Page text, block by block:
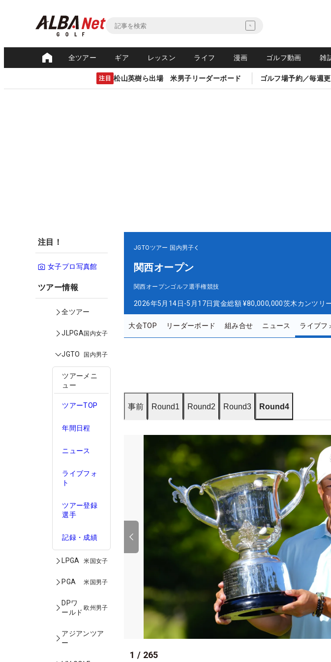
全ツアー ギア レッスン ライフ 漫画 ゴルフ動画 雑
注目 松山英樹ら出場 米男子リーダーボード ゴルフ場予約／毎週
注目！
女子プロ写真館
ツアー情報
全ツアー
JLPGA国内女子
JGTO 国内男子
ツアーメニ
ュー
ツアーTOP
年間日程
ニュース
ライブフォ
ト
ツアー登録
選手
記録・成績
LPGA 米国女子
PGA 米国男子
DPワ
ールド
欧州男子
アジアンツア
ー
JGTOツアー 国内男子
関西オープン
関西オープンゴルフ選手権競技
2026年5月14日-5月17日賞金総額 ¥80,000,000茨木カンツリ
大会TOP リーダーボード 組み合せ ニュース ライブフ
事前 Round1 Round2 Round3 Round4
1 / 265